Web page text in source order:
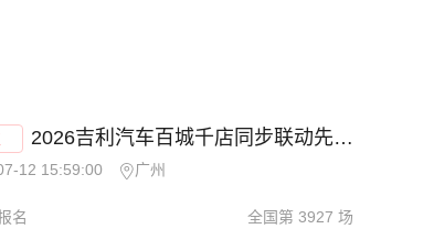
2026吉利汽车百城千店同步联动先享团购会 -广州站
12 15:59:00 广州
名 全国第 3927 场